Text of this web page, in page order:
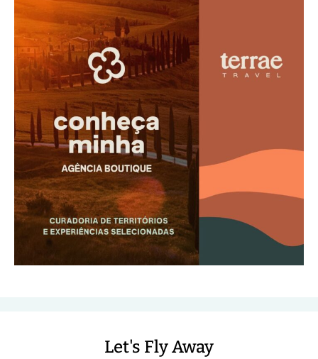
Let's Fly Away